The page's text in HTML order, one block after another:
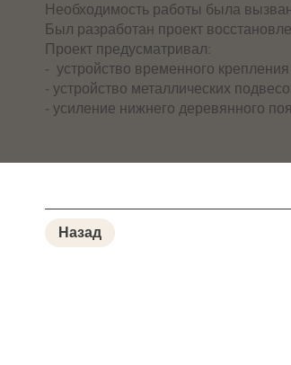
Необходимость работы была
Был разработан проект
Проект предусматривал:
- устройство временного
- устройство металлических
- усиление нижнего деревянного
Назад